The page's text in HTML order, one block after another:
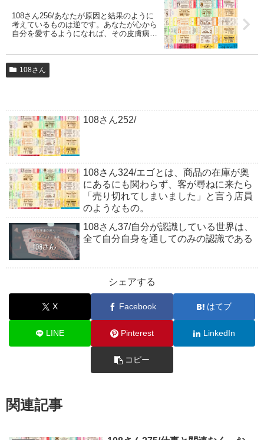
108さん256/あなたが原因と結果のように
考えているものは逆です。あなたが心から
自分を愛するようになれば、その皮膚病は
108さん
108さん252/
108さん324/エゴとは、商品の在庫が奥
にあるにも関わらず、客が尋ねに来たら
「売り切れてしまいました」と言う店員
のようなもの。
108さん37/自分が認識している世界は、
全て自分自身を通してのみの認識である
シェアする
X Facebook はてブ
LINE Pinterest LinkedIn
コピー
関連記事